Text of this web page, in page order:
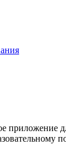
приложение